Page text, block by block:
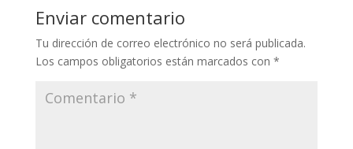
Enviar comentario
Tu dirección de correo electrónico no será publicada.
Los campos obligatorios están marcados con *